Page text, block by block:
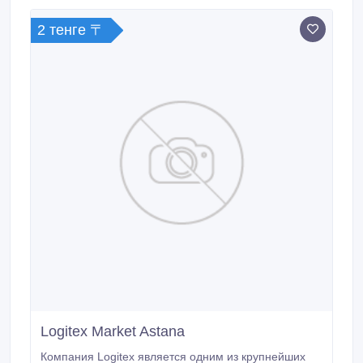
2 тенге 〒
Logitex Market Astana
Компания Logitex является одним из крупнейших